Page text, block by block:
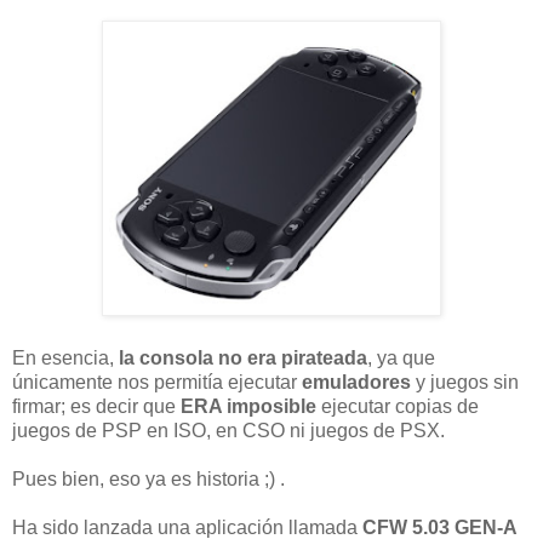
En esencia, la consola no era pirateada, ya que
únicamente nos permitía ejecutar emuladores y juegos sin
firmar; es decir que ERA imposible ejecutar copias de
juegos de PSP en ISO, en CSO ni juegos de PSX.
Pues bien, eso ya es historia ;) .
Ha sido lanzada una aplicación llamada CFW 5.03 GEN-A